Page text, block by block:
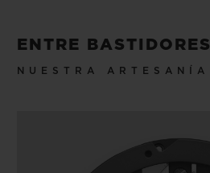
ENTRE BASTIDORES
NUESTRA ARTESANÍA